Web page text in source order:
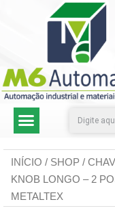
INÍCIO / SHOP /
KNOB LONGO – 2
METALTEX